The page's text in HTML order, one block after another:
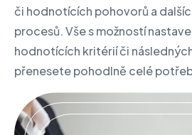
či hodnotících pohovorů a
procesů. Vše s možností
hodnotících kritérií či
přenesete pohodlně celé